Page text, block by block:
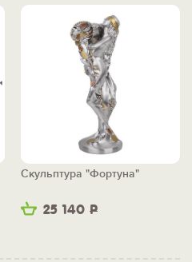
25 140 Р
Скульптура "Фортуна"